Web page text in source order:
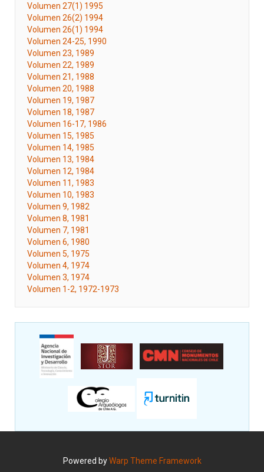
Volumen 27(1) 1995
Volumen 26(2) 1994
Volumen 26(1) 1994
Volumen 24-25, 1990
Volumen 23, 1989
Volumen 22, 1989
Volumen 21, 1988
Volumen 20, 1988
Volumen 19, 1987
Volumen 18, 1987
Volumen 16-17, 1986
Volumen 15, 1985
Volumen 14, 1985
Volumen 13, 1984
Volumen 12, 1984
Volumen 11, 1983
Volumen 10, 1983
Volumen 9, 1982
Volumen 8, 1981
Volumen 7, 1981
Volumen 6, 1980
Volumen 5, 1975
Volumen 4, 1974
Volumen 3, 1974
Volumen 1-2, 1972-1973
Powered byWarp Theme Framework